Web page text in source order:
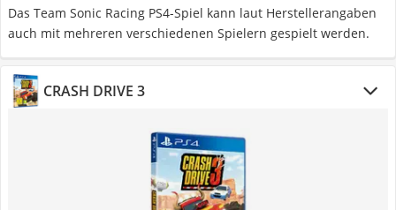
Das Team Sonic Racing PS4-Spiel kann laut Herstellerangaben
auch mit mehreren verschiedenen Spielern gespielt werden.
CRASH DRIVE 3